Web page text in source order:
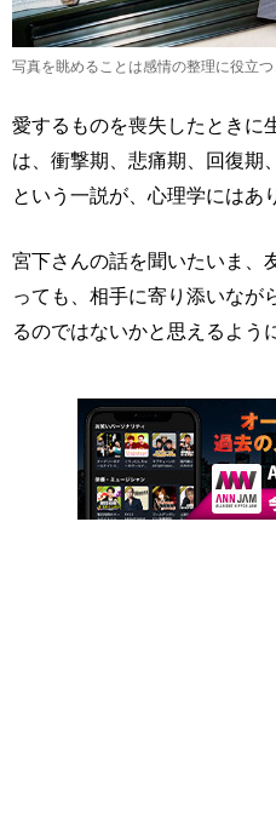
写真を眺めることは感情の整理に役立
愛するものを喪失したときに
は、衝撃期、悲痛期、回復期
という一説が、心理学にはあ
宮下さんの話を聞いたいま、
っても、相手に寄り添いなが
るのではないかと思えるよう